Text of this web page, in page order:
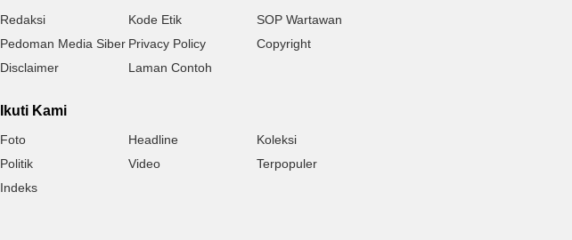
Redaksi Kode Etik
SOP Wartawan
Pedoman Media Siber Privacy Policy
Copyright
Disclaimer
Laman Contoh
Ikuti Kami
Foto Headline
Koleksi
Politik
Video
Terpopuler
Indeks